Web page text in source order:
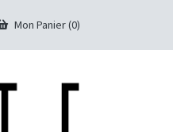
Mon Panier (0)